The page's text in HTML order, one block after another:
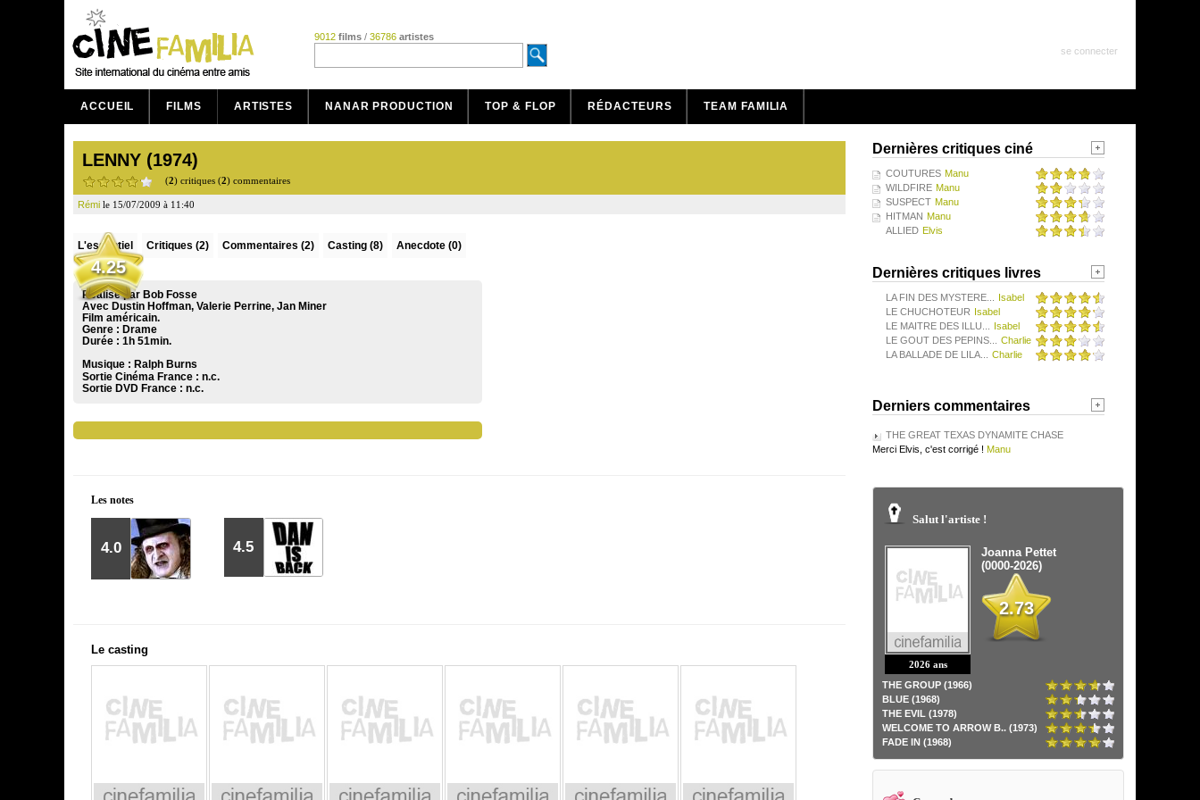
9012 films / 36786 artistes
se connecter
ACCUEIL FILMS ARTISTES NANAR PRODUCTION TOP & FLOP RÉDACTEURS TEAM FAMILIA
LENNY (1974)
(2) critiques (2) commentaires
Rémi le 15/07/2009 à 11:40
4.25
L'essentiel Critiques (2) Commentaires (2) Casting (8) Anecdote (0)
Réalisé par Bob Fosse
Avec Dustin Hoffman, Valerie Perrine, Jan Miner
Film américain.
Genre : Drame
Durée : 1h 51min.
Musique : Ralph Burns
Sortie Cinéma France : n.c.
Sortie DVD France : n.c.
Les notes
4.0 4.5
Le casting
Dernières critiques ciné
COUTURES Manu
WILDFIRE Manu
SUSPECT Manu
HITMAN Manu
ALLIED Elvis
Dernières critiques livres
LA FIN DES MYSTERE...
Isabel
LE CHUCHOTEUR Isabel
LE MAITRE DES ILLU...
Isabel
LE GOUT DES PEPINS...
Charlie
LA BALLADE DE LILA...
Charlie
Derniers commentaires
THE GREAT TEXAS DYNAMITE CHASE
Merci Elvis, c'est corrigé ! Manu
Salut l'artiste !
2026 ans
Joanna Pettet
(0000-2026)
2.73
THE GROUP (1966)
BLUE (1968)
THE EVIL (1978)
WELCOME TO ARROW B.. (1973)
FADE IN (1968)